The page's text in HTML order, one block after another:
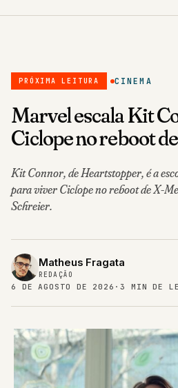
PRÓXIMA LEITURA CINEMA
Marvel escala Kit
Ciclope no reboot
Kit Connor, de Heartstopper, é a
para viver Ciclope no reboot de X-
Schreier.
Matheus Fragata
REDAÇÃO
6 DE AGOSTO DE 2026 · 3 MIN DE